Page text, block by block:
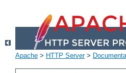
Apache > HTTP Server>